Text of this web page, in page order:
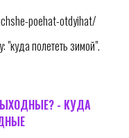
poehat-otdyihat/
"куда полететь зимой".
- КУДА